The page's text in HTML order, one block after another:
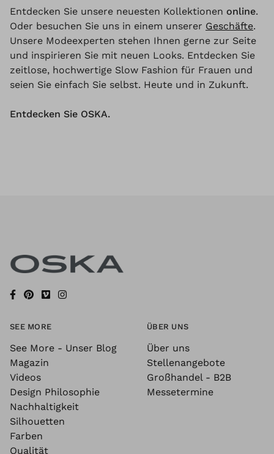
Entdecken Sie unsere neuesten Kollektionen online.
Oder besuchen Sie uns in einem unserer Geschäfte.
Unsere Modeexperten stehen Ihnen gerne zur Seite
und inspirieren Sie mit neuen Looks. Entdecken Sie
zeitlose, hochwertige Slow Fashion für Frauen und
seien Sie einfach Sie selbst. Heute und in Zukunft.
Entdecken Sie OSKA.
SEE MORE
See More - Unser Blog
Magazin
Videos
Design Philosophie
Nachhaltigkeit
Silhouetten
Farben
Qualität
ÜBER UNS
Über uns
Stellenangebote
Großhandel - B2B
Messetermine